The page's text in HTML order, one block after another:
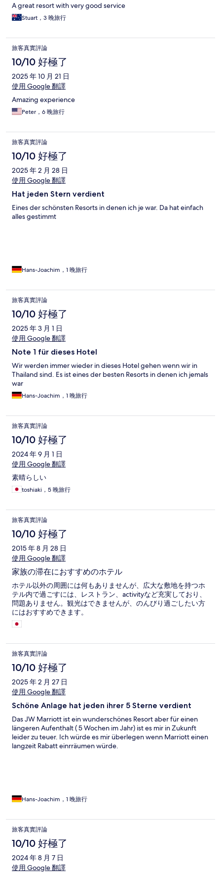
A great resort with very good service
Stuart，3 晚旅行
旅客真實評論
10/10 好極了
2025 年 10 月 21 日
使用 Google 翻譯
Amazing experience
Peter，6 晚旅行
旅客真實評論
10/10 好極了
2025 年 2 月 28 日
使用 Google 翻譯
Hat jeden Stern verdient
Eines der schönsten Resorts in denen ich je war. Da hat einfach
alles gestimmt
Hans-Joachim，1 晚旅行
旅客真實評論
10/10 好極了
2025 年 3 月 1 日
使用 Google 翻譯
Note 1 für dieses Hotel
Wir werden immer wieder in dieses Hotel gehen wenn wir in
Thailand sind. Es ist eines der besten Resorts in denen ich jemals
war
Hans-Joachim，1 晚旅行
旅客真實評論
10/10 好極了
2024 年 9 月 1 日
使用 Google 翻譯
素晴らしい
toshiaki，5 晚旅行
旅客真實評論
10/10 好極了
2015 年 8 月 28 日
使用 Google 翻譯
家族の滞在におすすめのホテル
ホテル以外の周囲には何もありませんが、広大な敷地を持つホ
テル内で過ごすには、レストラン、activityなど充実しており、
問題ありません。観光はできませんが、のんびり過ごしたい方
にはおすすめできます。
旅客真實評論
10/10 好極了
2025 年 2 月 27 日
使用 Google 翻譯
Schöne Anlage hat jeden ihrer 5 Sterne verdient
Das JW Marriott ist ein wunderschönes Resort aber für einen
längeren Aufenthalt ( 5 Wochen im Jahr) ist es mir in Zukunft
leider zu teuer. Ich würde es mir überlegen wenn Marriott einen
langzeit Rabatt einrräumen würde.
Hans-Joachim，1 晚旅行
旅客真實評論
10/10 好極了
2024 年 8 月 7 日
使用 Google 翻譯